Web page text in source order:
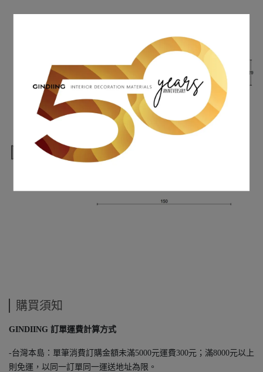
購買須知
GINDIING 訂單運費計算方式
-台灣本島：單筆消費訂購金額未滿5000元運費300元；滿8000元以上
則免運，以同一訂單同一運送地址為限。